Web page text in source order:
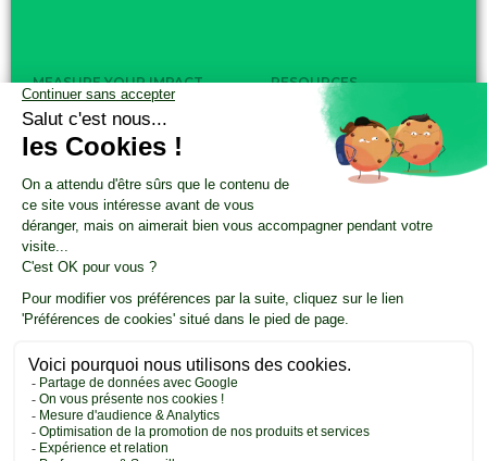
MEASURE YOUR IMPACT
Carbon footprint
CSRD objective
Product / Service Carbon Score
FDES
INVOLVE YOUR EMPLOYEES
The Climate Fresk
My Business Has an Impact
RESOURCES
CSR Resource Center
Nos ressources résumées par
CSR Update by Altopi